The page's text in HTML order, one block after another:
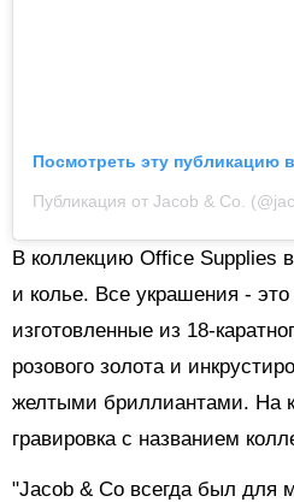
Посмотреть эту публикацию
Публикация от Jacob & Co.
В коллекцию Office Supplies
и колье. Все украшения - это
изготовленные из 18-
розового золота и
желтыми бриллиантами. На
гравировка с названием
"Jacob & Co всегда был для